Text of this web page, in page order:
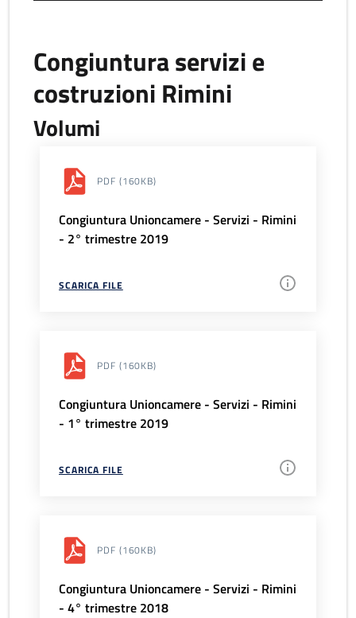
Congiuntura servizi e
costruzioni Rimini
Volumi
PDF (160KB)
Congiuntura Unioncamere - Servizi - Rimini
- 2° trimestre 2019
SCARICA FILE
PDF (160KB)
Congiuntura Unioncamere - Servizi - Rimini
- 1° trimestre 2019
SCARICA FILE
PDF (160KB)
Congiuntura Unioncamere - Servizi - Rimini
- 4° trimestre 2018